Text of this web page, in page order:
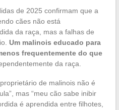
de 2025 confirmam que a
cães não está
da raça, mas a falhas de
Um malinois educado para
frequentemente do que
da raça.
de malinois não é
mas “meu cão sabe inibir
é aprendida entre filhotes,